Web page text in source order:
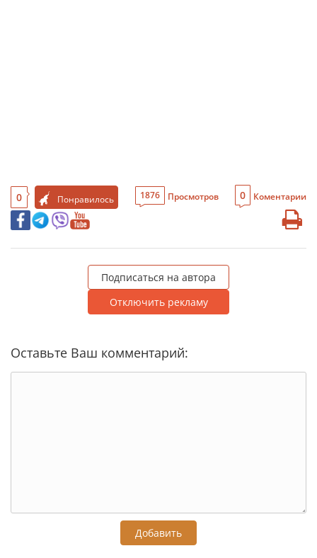
0 Понравилось 1876 Просмотров 0 Коментарии
Подписаться на автора
Отключить рекламу
Оставьте Ваш комментарий:
Добавить